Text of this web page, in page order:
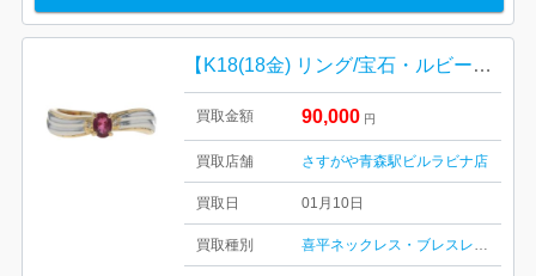
【K18(18金) リング/宝石・ルビー・貴金属・アクセサリー・メンズ・レディース】
買取金額 90,000 円
買取店舗 さすがや青森駅ビルラビナ店
買取日 01月10日
買取種別 喜平ネックレス・ブレスレット